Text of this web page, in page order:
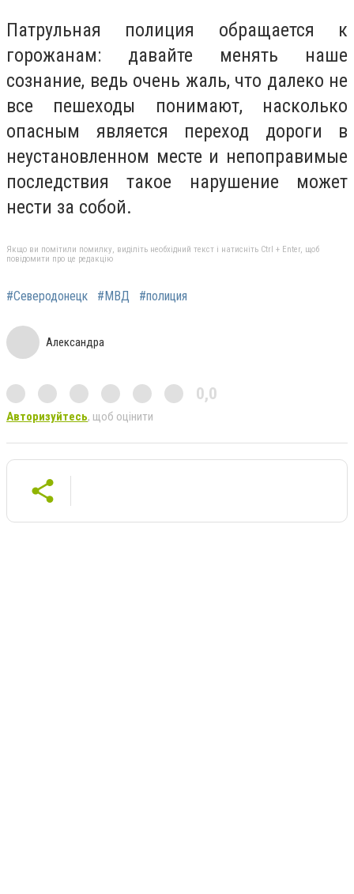
Патрульная полиция обращается к
горожанам: давайте менять наше
сознание, ведь очень жаль, что далеко не
все пешеходы понимают, насколько
опасным является переход дороги в
неустановленном месте и непоправимые
последствия такое нарушение может
нести за собой.
Якщо ви помітили помилку, виділіть необхідний текст і натисніть Ctrl + Enter, щоб
повідомити про це редакцію
#Северодонецк #МВД #полиция
Александра
0,0
Авторизуйтесь, щоб оцінити